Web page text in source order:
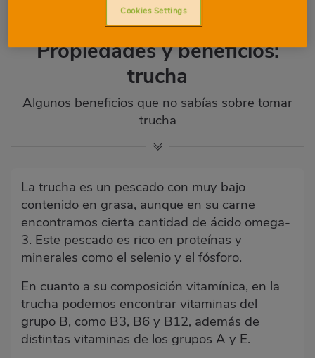
Propiedades y beneficios:
trucha
Algunos beneficios que no sabías sobre tomar
trucha
La trucha es un pescado con muy bajo
contenido en grasa, aunque en su carne
encontramos cierta cantidad de ácido omega-
3. Este pescado es rico en proteínas y
minerales como el selenio y el fósforo.
En cuanto a su composición vitamínica, en la
trucha podemos encontrar vitaminas del
grupo B, como B3, B6 y B12, además de
distintas vitaminas de los grupos A y E.
Cookies Settings